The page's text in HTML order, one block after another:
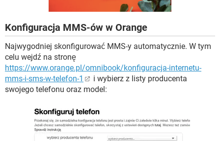
Konfiguracja MMS-ów w Orange
Najwygodniej skonfigurować MMS-y automatycznie. W tym
celu wejdź na stronę
https://www.orange.pl/omnibook/konfiguracja-internetu-
mms-i-sms-w-telefon-1
i wybierz z listy producenta
swojego telefonu oraz model: